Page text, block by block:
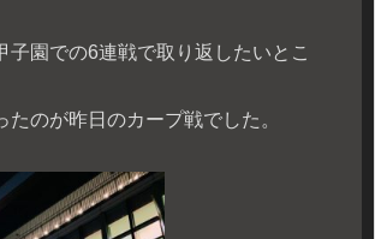
子園での6連戦で取り返したいとこ
たのが昨日のカープ戦でした。